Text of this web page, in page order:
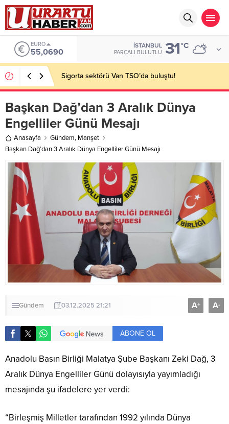
EURO
55,0690
İSTANBUL
PARÇALI BULUTLU 31°C
Sigorta sektörü Van TSO’da buluştu!
Başkan Dağ’dan 3 Aralık Dünya
Engelliler Günü Mesajı
Anasayfa Gündem, Manşet
Başkan Dağ’dan 3 Aralık Dünya Engelliler Günü Mesajı
Gündem 03.12.2025 21:21 A+ A-
ABONE OL
Anadolu Basın Birliği Malatya Şube Başkanı Zeki Dağ, 3
Aralık Dünya Engelliler Günü dolayısıyla yayımladığı
mesajında şu ifadelere yer verdi:
“Birleşmiş Milletler tarafından 1992 yılında Dünya